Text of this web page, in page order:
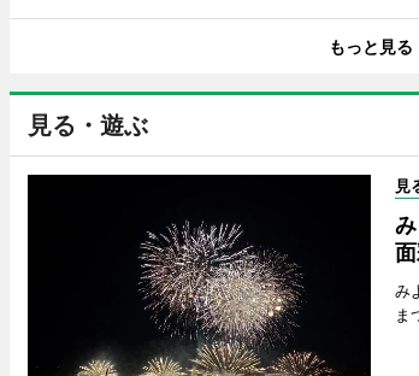
もっと見る
見る・遊ぶ
見
み
ま